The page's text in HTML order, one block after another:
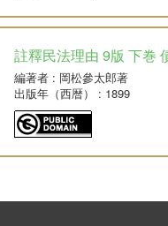
註釋民法理由 9版 下巻
編著者 : 岡松參太郎著
出版年（西暦）
: 1899